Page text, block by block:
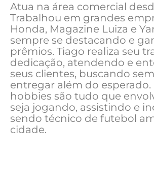
Atua na área comercial
Trabalhou em grandes
Honda, Magazine Luiza e
sempre se destacando e
prêmios. Tiago realiza seu
dedicação, atendendo e
seus clientes, buscando
entregar além do esperado.
hobbies são tudo que
seja jogando, assistindo e
sendo técnico de futebol
cidade.